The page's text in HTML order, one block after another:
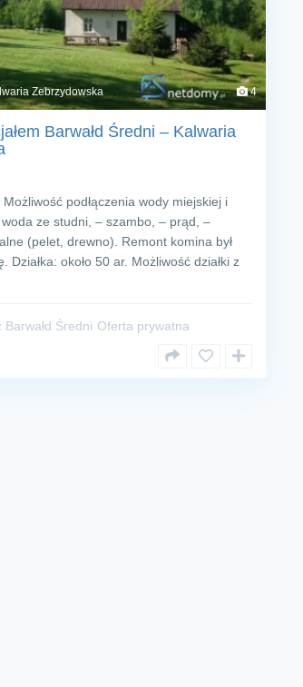
Zebrzydowska 4
Barwałd Średni – Kalwaria
podłączenia wody miejskiej i
ze studni, – szambo, – prąd, –
(pelet, drewno). Remont komina był
Działka: około 50 ar. Możliwość działki z
Średni Oferta prywatna